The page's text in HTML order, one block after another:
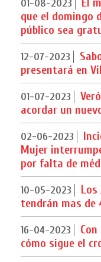
01-08-2023
El
que el domingo
público sea
12-07-2023
presentará en
01-07-2023
acordar un
02-06-2023
Mujer
por falta de
10-05-2023
Los
tendrán mas de
16-04-2023
cómo sigue el